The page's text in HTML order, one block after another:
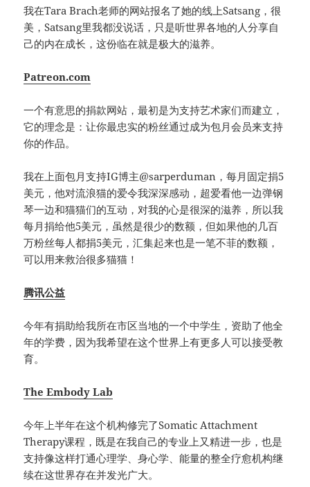
我在Tara Brach老师的网站报名了她的线上Satsang，很
美，Satsang里我都没说话，只是听世界各地的人分享自
己的内在成长，这份临在就是极大的滋养。
Patreon.com
一个有意思的捐款网站，最初是为支持艺术家们而建立，
它的理念是：让你最忠实的粉丝通过成为包月会员来支持
你的作品。
我在上面包月支持IG博主@sarperduman，每月固定捐5
美元，他对流浪猫的爱令我深深感动，超爱看他一边弹钢
琴一边和猫猫们的互动，对我的心是很深的滋养，所以我
每月捐给他5美元，虽然是很少的数额，但如果他的几百
万粉丝每人都捐5美元，汇集起来也是一笔不菲的数额，
可以用来救治很多猫猫！
腾讯公益
今年有捐助给我所在市区当地的一个中学生，资助了他全
年的学费，因为我希望在这个世界上有更多人可以接受教
育。
The Embody Lab
今年上半年在这个机构修完了Somatic Attachment
Therapy课程，既是在我自己的专业上又精进一步，也是
支持像这样打通心理学、身心学、能量的整全疗愈机构继
续在这世界存在并发光广大。